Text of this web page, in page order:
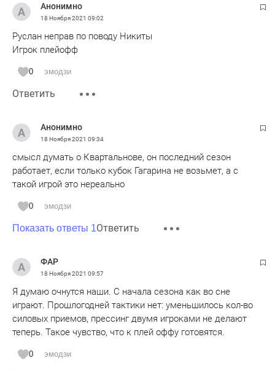
Анонимно
18 Ноября 2021 09:02
Руслан неправ по поводу Никиты
Игрок плейофф
0 эмодзи
Ответить
Анонимно
18 Ноября 2021 09:34
смысл думать о Квартальнове, он последний сезон
работает, если только кубок Гагарина не возьмет, а с
такой игрой это нереально
0 эмодзи
Показать ответы 1Ответить
ФАР
18 Ноября 2021 09:57
Я думаю очнутся наши. С начала сезона как во сне
играют. Прошлогодней тактики нет: уменьшилось кол-во
силовых приемов, прессинг двумя игроками не делают
теперь. Такое чувство, что к плей оффу готовятся.
0 эмодзи